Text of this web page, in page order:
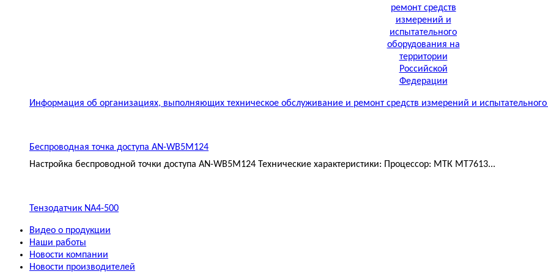
Информация об организациях, выполняющих техническое обслуживание и ремонт средств измерений и
Беспроводная точка доступа AN-WB5M124
Настройка беспроводной точки доступа AN-WB5M124 Технические характеристики: Процессор: МТК MT7613...
Тензодатчик NA4-500
Видео о продукции
Наши работы
Новости компании
Новости производителей